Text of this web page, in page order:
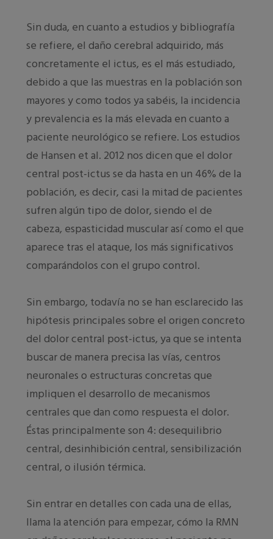
Sin duda, en cuanto a estudios y bibliografía
se refiere, el daño cerebral adquirido, más
concretamente el ictus, es el más estudiado,
debido a que las muestras en la población son
mayores y como todos ya sabéis, la incidencia
y prevalencia es la más elevada en cuanto a
paciente neurológico se refiere. Los estudios
de Hansen et al. 2012 nos dicen que el dolor
central post-ictus se da hasta en un 46% de la
población, es decir, casi la mitad de pacientes
sufren algún tipo de dolor, siendo el de
cabeza, espasticidad muscular así como el que
aparece tras el ataque, los más significativos
comparándolos con el grupo control.
Sin embargo, todavía no se han esclarecido las
hipótesis principales sobre el origen concreto
del dolor central post-ictus, ya que se intenta
buscar de manera precisa las vías, centros
neuronales o estructuras concretas que
impliquen el desarrollo de mecanismos
centrales que dan como respuesta el dolor.
Éstas principalmente son 4: desequilibrio
central, desinhibición central, sensibilización
central, o ilusión térmica.
Sin entrar en detalles con cada una de ellas,
llama la atención para empezar, cómo la RMN